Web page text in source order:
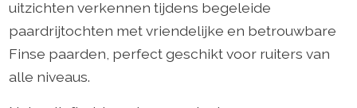
uitzichten verkennen tijdens begeleide
paardrijtochten met vriendelijke en betrouwbare
Finse paarden, perfect geschikt voor ruiters van
alle niveaus.